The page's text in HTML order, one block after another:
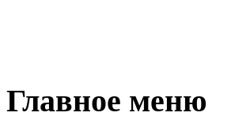
Главное меню